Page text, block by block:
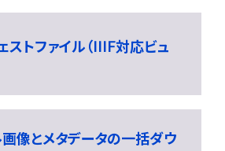
ストファイル（IIIF対応ビュ
像とメタデータの一括ダウ